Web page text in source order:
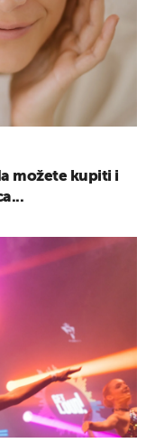
možete kupiti i